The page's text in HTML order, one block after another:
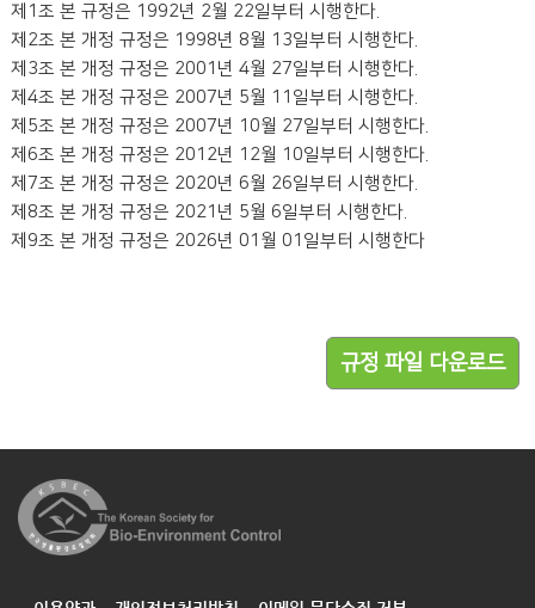
제1조 본 규정은 1992년 2월 22일부터 시행한다.
제2조 본 개정 규정은 1998년 8월 13일부터 시행한다.
제3조 본 개정 규정은 2001년 4월 27일부터 시행한다.
제4조 본 개정 규정은 2007년 5월 11일부터 시행한다.
제5조 본 개정 규정은 2007년 10월 27일부터 시행한다.
제6조 본 개정 규정은 2012년 12월 10일부터 시행한다.
제7조 본 개정 규정은 2020년 6월 26일부터 시행한다.
제8조 본 개정 규정은 2021년 5월 6일부터 시행한다.
제9조 본 개정 규정은 2026년 01월 01일부터 시행한다
규정 파일 다운로드